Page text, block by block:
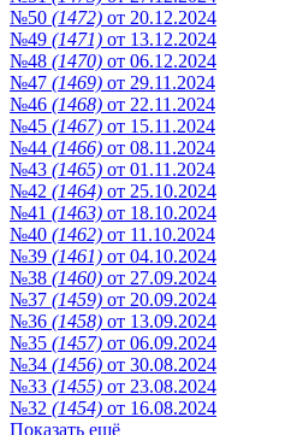
№50 (1472) от 20.12.2024
№49 (1471) от 13.12.2024
№48 (1470) от 06.12.2024
№47 (1469) от 29.11.2024
№46 (1468) от 22.11.2024
№45 (1467) от 15.11.2024
№44 (1466) от 08.11.2024
№43 (1465) от 01.11.2024
№42 (1464) от 25.10.2024
№41 (1463) от 18.10.2024
№40 (1462) от 11.10.2024
№39 (1461) от 04.10.2024
№38 (1460) от 27.09.2024
№37 (1459) от 20.09.2024
№36 (1458) от 13.09.2024
№35 (1457) от 06.09.2024
№34 (1456) от 30.08.2024
№33 (1455) от 23.08.2024
№32 (1454) от 16.08.2024
Показать ещё